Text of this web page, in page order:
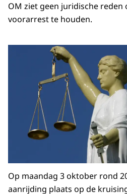
OM ziet geen juridische reden
voorarrest te houden.
Op maandag 3 oktober rond
aanrijding plaats op de